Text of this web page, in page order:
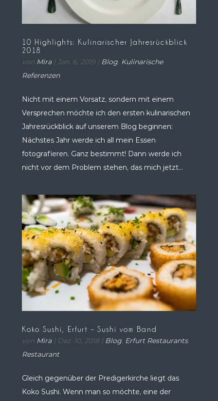
10 Highlights: Kulinarischer Jahresrückblick
2018
von Mira| Jan. 6, 2019| Blog, Kulinarische
Referenzen
Nicht mit einem Vorsatz, sondern mit einem
Versprechen möchte ich den ersten kulinarischen
Jahresrückblick auf unserem Blog beginnen:
Nächstes Jahr werde ich all mein Essen
fotografieren. Ganz bestimmt! Dann werde ich
nicht vor dem Problem stehen, das mich jetzt...
Koko Sushi, Erfurt – Sushi vom Band
von Mira| Dez. 10, 2018| Blog, Erfurt Restaurants,
Restaurant
Gleich gegenüber der Predigerkirche liegt das
Koko Sushi. Wenn man so möchte, eine der